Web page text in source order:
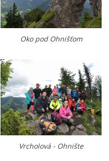
Oko pod Ohnišťom
Vrcholová - Ohnište